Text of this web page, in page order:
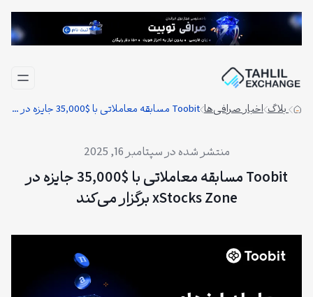
رفتن
بلاگ اخبار صرافی‌ها Toobit مسابقه معاملاتی با $35,000 جایزه در xStocks Zone برگزار می‌کند
سپتامبر 16, 2025
Toobit مسابقه معاملاتی با $35,000 جایزه در
xStocks Zone برگزار می‌کند